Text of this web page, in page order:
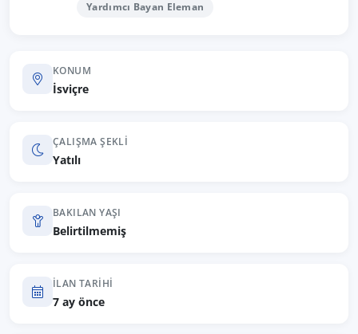
Yardımcı Bayan Eleman
KONUM
İsviçre
ÇALIŞMA ŞEKLI
Yatılı
BAKILAN YAŞI
Belirtilmemiş
İLAN TARIHI
7 ay önce